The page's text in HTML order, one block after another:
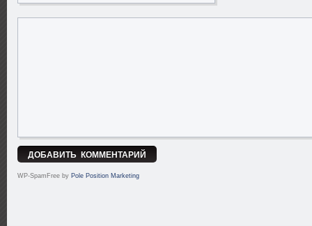
WP-SpamFree by Pole Position Marketing